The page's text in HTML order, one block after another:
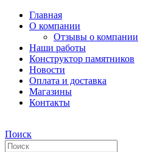
Главная
О компании
Отзывы о компании
Наши работы
Конструктор памятников
Новости
Оплата и доставка
Магазины
Контакты
Поиск